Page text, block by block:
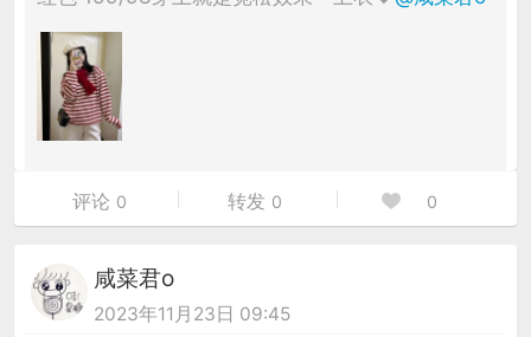
评论 0 转发 0 0
咸菜君o
2023年11月23日 09:45